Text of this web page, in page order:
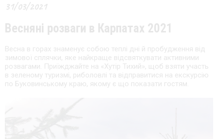
31/03/2021
Весняні розваги в Карпатах 2021
Весна в горах знаменує собою теплі дні й пробудження від
зимової сплячки, яке найкраще відсвяткувати активними
розвагами. Приїжджайте на «Хутір Тихий», щоб взяти участь
в зеленому туризмі, риболовлі та відправитися на екскурсію
по Буковинському краю, якому є що показати гостям.